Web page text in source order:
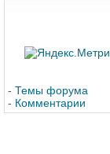
- Темы форума
- Комментарии